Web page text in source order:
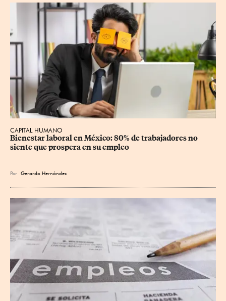
CAPITAL HUMANO
Bienestar laboral en México: 80% de trabajadores no
siente que prospera en su empleo
Por Gerardo Hernández